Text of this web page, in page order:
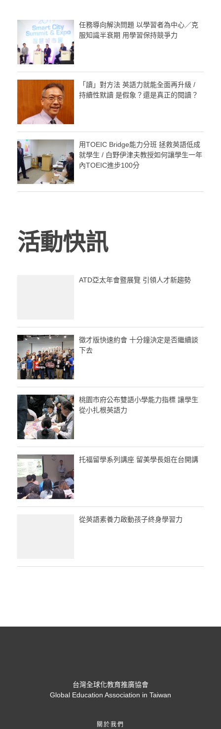
任務導向解決問題 以學習者為中心／克
服知識半衰期 用學習保持競爭力
「讀」對方法 英語力就能全面再升級 /
持續性默讀 是假象？還是真正的閱讀？
用TOEIC Bridge能力分班 拯救英語低成
就學生 / 白野伊津夫教授如何讓學生一年
內TOEIC進步100分
活動快訊
ATD亞太年會暨展覽 引領人才新趨勢
徵才版快速約會 十分鐘決定是否繼續談
下去
桃園市府公布雙語小學能力指標 讓學生
從小扎根英語力
托福留學系列講座 留美學長姐在台開講
從英語素養力啟動孩子終身學習力
台灣全球化教育推廣協會
Global Education Association in Taiwan
關於我們